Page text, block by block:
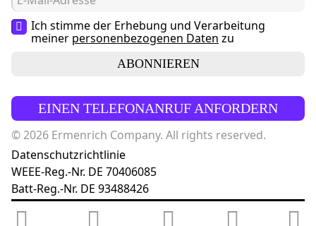
Ich stimme der Erhebung und Verarbeitung
meiner personenbezogenen Daten zu
ABONNIEREN
EINEN TELEFONANRUF ANFORDERN
© 2026 Ermenrich Company. All rights reserved.
Datenschutzrichtlinie
WEEE-Reg.-Nr. DE 70406085
Batt-Reg.-Nr. DE 93488426